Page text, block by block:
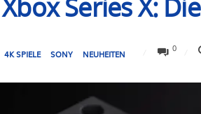
Series X:
4K SPIELE SONY NEUHEITEN
0